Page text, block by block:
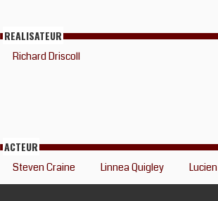
REALISATEUR
Richard Driscoll
ACTEUR
Steven Craine Linnea Quigley